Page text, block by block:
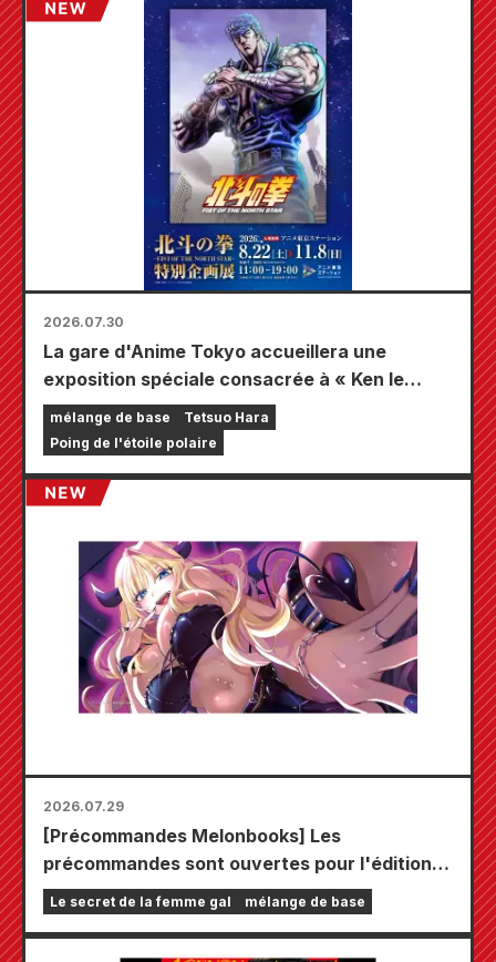
dessinée (4 types au total) !
2026.07.30
La gare d'Anime Tokyo accueillera une
exposition spéciale consacrée à « Ken le
Survivant » !!
mélange de base
Tetsuo Hara
Poing de l'étoile polaire
2026.07.29
[Précommandes Melonbooks] Les
précommandes sont ouvertes pour l'édition
limitée comprenant un tapis de jeu spécial
orné d'une magnifique illustration de Fuyuki
Le secret de la femme gal mélange de base